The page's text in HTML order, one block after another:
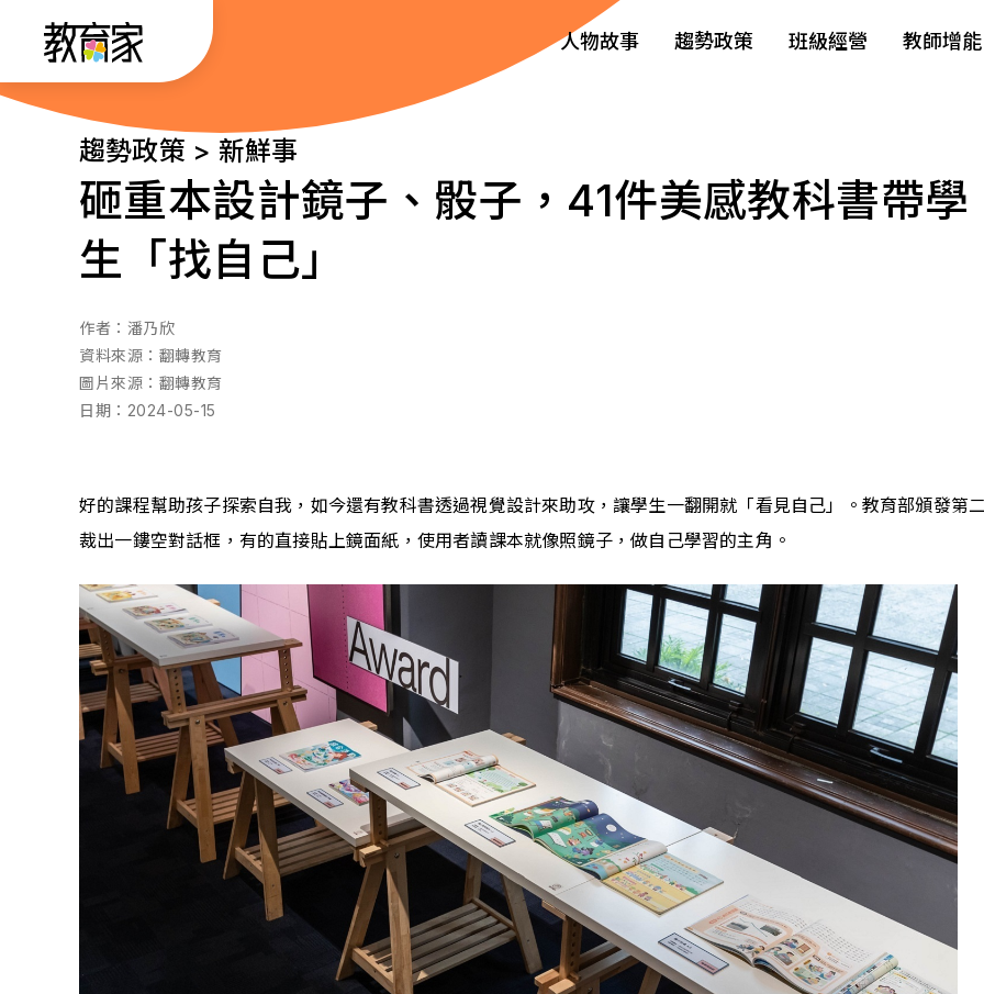
主
人物故事 趨勢政策 班級經營 教師增能
趨勢政策 > 新鮮事
砸重本設計鏡子、骰子，41件美感教科書帶學
生「找自己」
作者： 潘乃欣
資料來源： 翻轉教育
圖片來源： 翻轉教育
日期： 2024-05-15
好的課程幫助孩子探索自我，如今還有教科書透過視覺設計來助攻，讓學生一翻開就「看見自己」。教育部頒發第
裁出一鏤空對話框，有的直接貼上鏡面紙，使用者讀課本就像照鏡子，做自己學習的主角。